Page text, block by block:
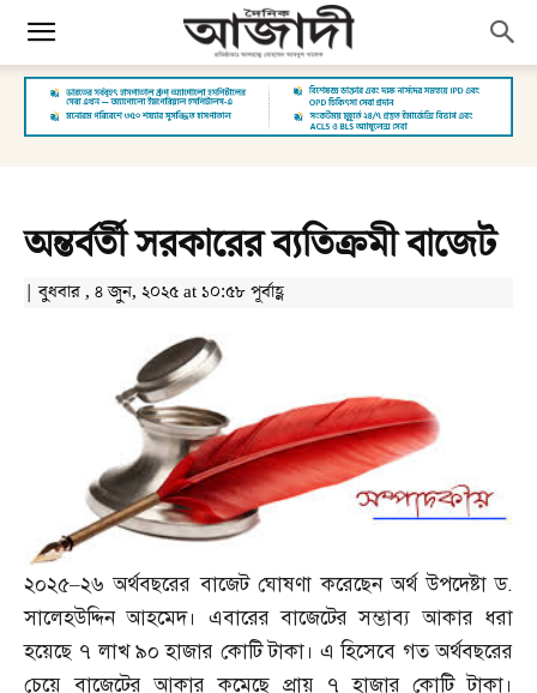
অন্তর্বর্তী সরকারের ব্যতিক্রমী বাজেট
| বুধবার , ৪ জুন, ২০২৫ at ১০:৫৮ পূর্বাহ্ণ
২০২৫–২৬ অর্থবছরের বাজেট ঘোষণা করেছেন অর্থ উপদেষ্টা ড.
সালেহউদ্দিন আহমেদ। এবারের বাজেটের সম্ভাব্য আকার ধরা
হয়েছে ৭ লাখ ৯০ হাজার কোটি টাকা। এ হিসেবে গত অর্থবছরের
চেয়ে বাজেটের আকার কমেছে প্রায় ৭ হাজার কোটি টাকা।